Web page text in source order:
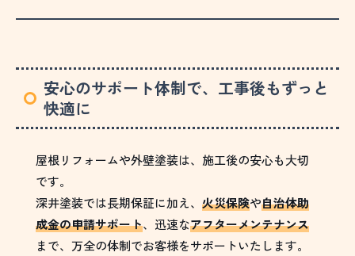
安心のサポート体制で、工事後もずっと
快適に
屋根リフォームや外壁塗装は、施工後の安心も大切
です。
深井塗装では長期保証に加え、 火災保険や自治体助
成金の申請サポート、迅速なアフターメンテナンス
まで、万全の体制でお客様をサポートいたします。